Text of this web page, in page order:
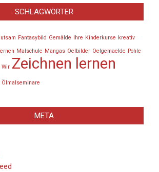
SCHLAGWÖRTER
Fantasybild Gemälde Ihre Kinderkurse kreativ
Malschule Mangas Oelbilder Oelgemaelde Pohle
Wir Zeichnen lernen
Ölmalseminare
META